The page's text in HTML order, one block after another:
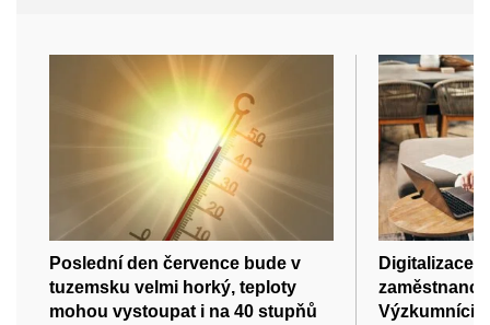
Poslední den července bude v
tuzemsku velmi horký, teploty
mohou vystoupat i na 40 stupňů
Digitalizace
Výzkumníci